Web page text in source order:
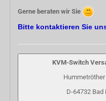
Gerne beraten wir Sie
Bitte kontaktieren Sie
KVM-Switch
Hummetröther
D-64732 Bad